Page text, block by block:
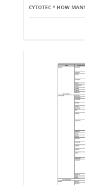
CYTOTEC ^ HOW